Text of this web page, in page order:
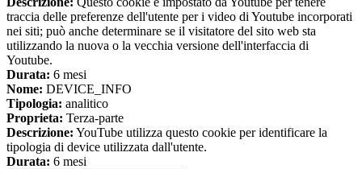
traccia delle preferenze dell'utente per i video di Youtube incorporati
nei siti; può anche determinare se il visitatore del sito web sta
utilizzando la nuova o la vecchia versione dell'interfaccia di
Youtube.
Durata: 6 mesi
Nome: DEVICE_INFO
Tipologia: analitico
Proprieta: Terza-parte
Descrizione: YouTube utilizza questo cookie per identificare la
tipologia di device utilizzata dall'utente.
Durata: 6 mesi